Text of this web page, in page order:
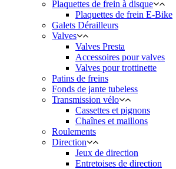
Plaquettes de frein à disque
Plaquettes de frein E-Bike
Galets Dérailleurs
Valves
Valves Presta
Accessoires pour valves
Valves pour trottinette
Patins de freins
Fonds de jante tubeless
Transmission vélo
Cassettes et pignons
Chaînes et maillons
Roulements
Direction
Jeux de direction
Entretoises de direction